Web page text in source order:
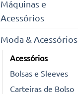
Máquinas e
Acessórios
Moda & Acessórios
Acessórios
Bolsas e Sleeves
Carteiras de Bolso